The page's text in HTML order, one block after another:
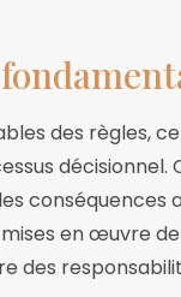
des règles,
décisionnel.
conséquences
en œuvre
des